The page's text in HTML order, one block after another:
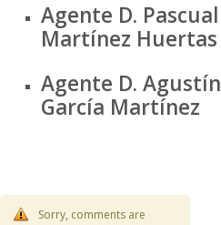
Agente D. Pascual
Martínez Huertas
Agente D. Agustín
García Martínez
Sorry, comments are